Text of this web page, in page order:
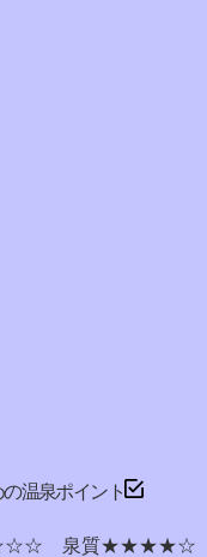
温泉ポイント
泉質★★★★☆